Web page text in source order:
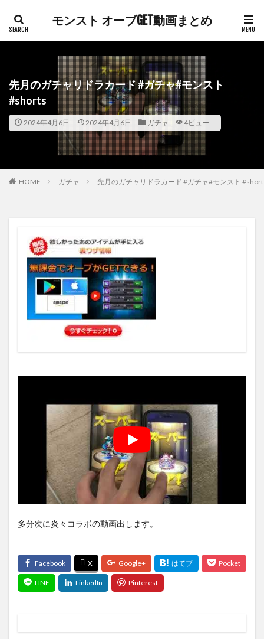
モンスト オーブGET動画まとめ
先月のガチャリドラカード #ガチャ#モンスト
#shorts
2024年4月6日 2024年4月6日 ガチャ 4ビュー
HOME ガチャ 先月のガチャリドラカード #ガチャ#モンスト
多分次に炎々コラボの動画出します。